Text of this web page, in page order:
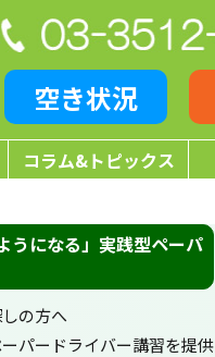
空き状況
コラム&トピックス
うになる」実践型ペーパ
の方へ
パードライバー講習を提供